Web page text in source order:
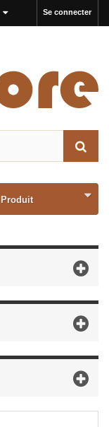
Se connecter
Produit